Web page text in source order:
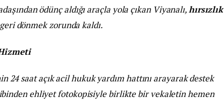
ödünç aldığı araçla yola çıkan Viyanalı,hırsızlık
dönmek zorunda kaldı.
24 saat açık acil hukuk yardım hattını arayarak destek
ehliyet fotokopisiyle birlikte bir vekaletin hemen